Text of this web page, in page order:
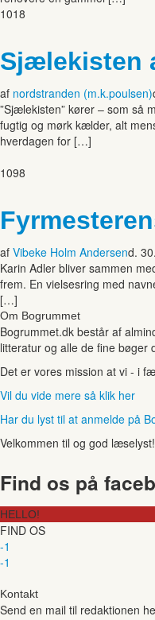
1018
Sjælekisten
af nordstranden (m.k.poulsen)
”Sjælekisten” kører – som så
fugtig og mørk kælder, alt
hverdagen for […]
1098
af Vibeke Holm Andersend.
Karin Adler bliver sammen
frem. En vielsesring med
[…]
Om Bogrummet
Bogrummet.dk består af
litteratur og alle de fine bøger
Det er vores mission at vi - i
Vil du vide mere så klik her
Har du lyst til at anmelde på
Velkommen til og god læselyst!
Find os på
HELLO!
FIND OS
-1
-1
Kontakt
Send en mail til redaktionen